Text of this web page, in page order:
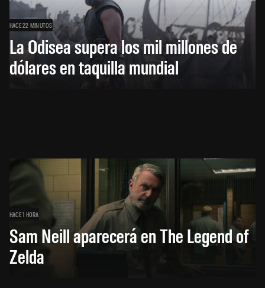
HACE 22 MINUTOS
La Odisea supera los mil millones de
dólares en taquilla mundial
HACE 1 HORA
Sam Neill aparecerá en The Legend of
Zelda